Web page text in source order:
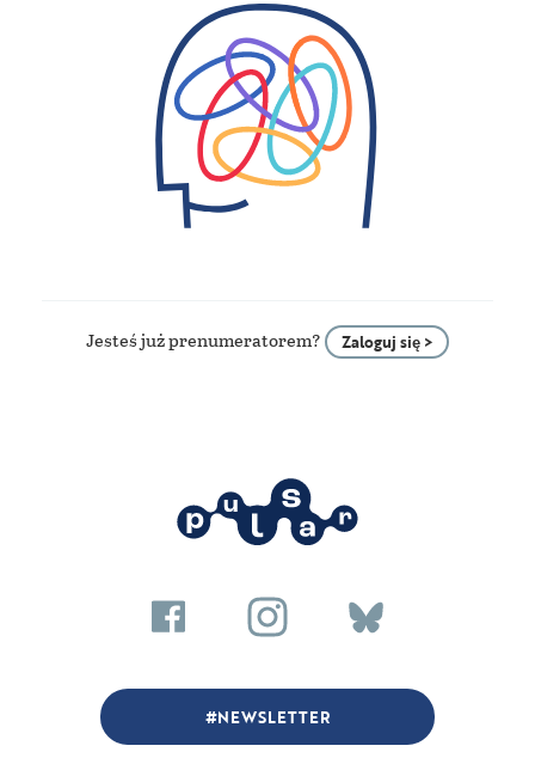
Jesteś już prenumeratorem? Zaloguj się >
NEWSLETTER